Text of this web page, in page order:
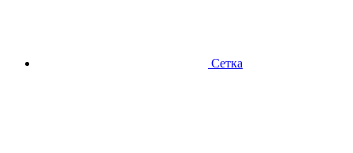
Сетка